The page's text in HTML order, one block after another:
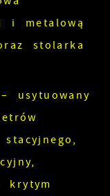
i metalową
stolarka
usytuowany
krytym